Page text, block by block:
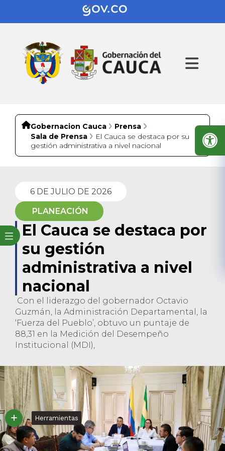
Gobernacion Cauca
Prensa
Sala de Prensa
El Cauca se destaca por su
gestión administrativa a nivel nacional
6 DE JULIO DE 2026
PLANEACIÓN
El Cauca se destaca por
su gestión
administrativa a nivel
nacional
Con el liderazgo del gobernador Octavio
Guzmán, la Administración Departamental, la
‘Fuerza del Pueblo’, obtuvo un puntaje de
88,31 en la Medición del Desempeño
Institucional (MDI),
Herramientas